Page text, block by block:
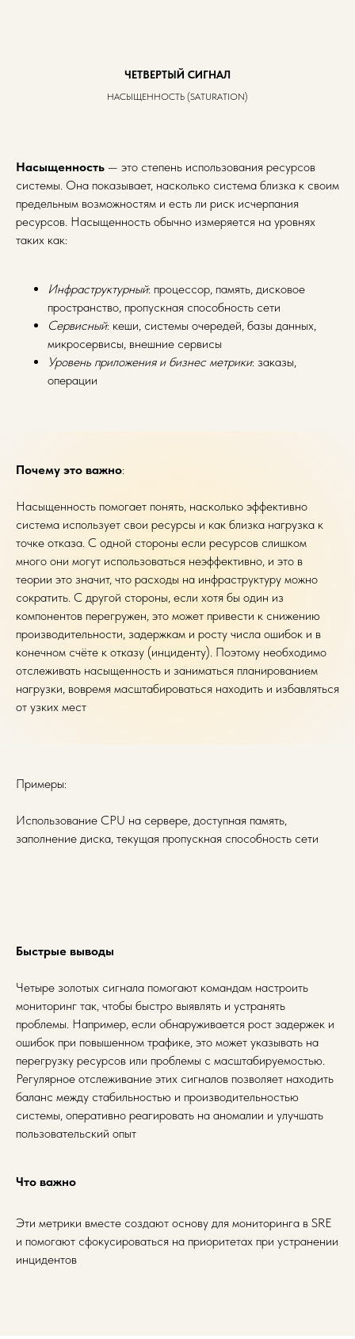
ЧЕТВЕРТЫЙ СИГНАЛ
НАСЫЩЕННОСТЬ (SATURATION)
Насыщенность — это степень использования ресурсов
системы. Она показывает, насколько система близка к своим
предельным возможностям и есть ли риск исчерпания
ресурсов. Насыщенность обычно измеряется на уровнях
таких как:
Инфраструктурный: процессор, память, дисковое
пространство, пропускная способность сети
Сервисный: кеши, системы очередей, базы данных,
микросервисы, внешние сервисы
Уровень приложения и бизнес метрики: заказы,
операции
Почему это важно:
Насыщенность помогает понять, насколько эффективно
система использует свои ресурсы и как близка нагрузка к
точке отказа. С одной стороны если ресурсов слишком
много они могут использоваться неэффективно, и это в
теории это значит, что расходы на инфраструктуру можно
сократить. С другой стороны, если хотя бы один из
компонентов перегружен, это может привести к снижению
производительности, задержкам и росту числа ошибок и в
конечном счёте к отказу (инциденту). Поэтому необходимо
отслеживать насыщенность и заниматься планированием
нагрузки, вовремя масштабироваться находить и избавляться
от узких мест
Примеры:
Использование CPU на сервере, доступная память,
заполнение диска, текущая пропускная способность сети
Быстрые выводы
Четыре золотых сигнала помогают командам настроить
мониторинг так, чтобы быстро выявлять и устранять
проблемы. Например, если обнаруживается рост задержек и
ошибок при повышенном трафике, это может указывать на
перегрузку ресурсов или проблемы с масштабируемостью.
Регулярное отслеживание этих сигналов позволяет находить
баланс между стабильностью и производительностью
системы, оперативно реагировать на аномалии и улучшать
пользовательский опыт
Что важно
Эти метрики вместе создают основу для мониторинга в SRE
и помогают сфокусироваться на приоритетах при устранении
инцидентов